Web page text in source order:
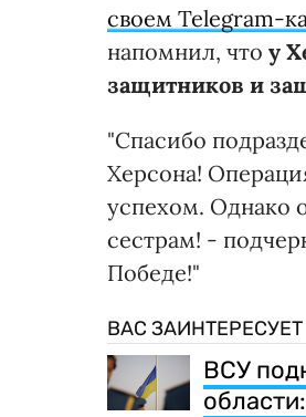
своем Telegram-
напомнил, что у
защитников и
"Спасибо
Херсона!
успехом. Однако
сестрам! -
Победе!"
ВАС ЗАИНТЕРЕСУЕТ
ВСУ